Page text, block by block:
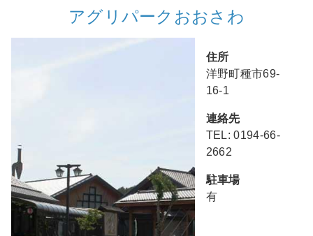
アグリパークおおさわ
住所
洋野町種市69-
16-1
連絡先
TEL: 0194-66-
2662
駐車場
有